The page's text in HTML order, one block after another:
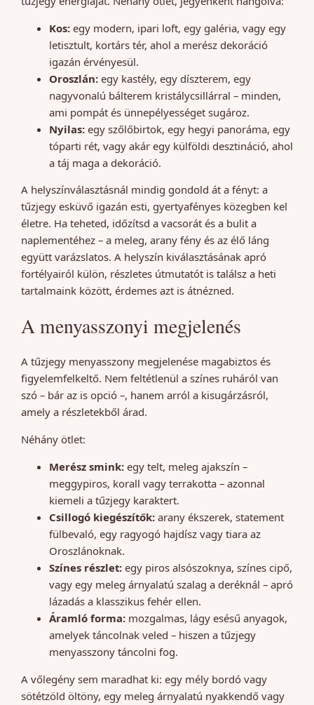
Kos: egy modern, ipari loft, egy galéria, vagy egy
letisztult, kortárs tér, ahol a merész dekoráció
igazán érvényesül.
Oroszlán: egy kastély, egy díszterem, egy
nagyvonalú bálterem kristálycsillárral – minden,
ami pompát és ünnepélyességet sugároz.
Nyilas: egy szőlőbirtok, egy hegyi panoráma, egy
tóparti rét, vagy akár egy külföldi desztináció, ahol
a táj maga a dekoráció.
A helyszínválasztásnál mindig gondold át a fényt: a
tűzjegy esküvő igazán esti, gyertyafényes közegben kel
életre. Ha teheted, időzítsd a vacsorát és a bulit a
naplementéhez – a meleg, arany fény és az élő láng
együtt varázslatos. A helyszín kiválasztásának apró
fortélyairól külön, részletes útmutatót is találsz a heti
tartalmaink között, érdemes azt is átnézned.
A menyasszonyi megjelenés
A tűzjegy menyasszony megjelenése magabiztos és
figyelemfelkeltő. Nem feltétlenül a színes ruháról van
szó – bár az is opció –, hanem arról a kisugárzásról,
amely a részletekből árad.
Néhány ötlet:
Merész smink: egy telt, meleg ajakszín –
meggypiros, korall vagy terrakotta – azonnal
kiemeli a tűzjegy karaktert.
Csillogó kiegészítők: arany ékszerek, statement
fülbevaló, egy ragyogó hajdísz vagy tiara az
Oroszlánoknak.
Színes részlet: egy piros alsószoknya, színes cipő,
vagy egy meleg árnyalatú szalag a deréknál – apró
lázadás a klasszikus fehér ellen.
Áramló forma: mozgalmas, lágy esésű anyagok,
amelyek táncolnak veled – hiszen a tűzjegy
menyasszony táncolni fog.
A vőlegény sem maradhat ki: egy mély bordó vagy
sötétzöld öltöny, egy meleg árnyalatú nyakkendő vagy